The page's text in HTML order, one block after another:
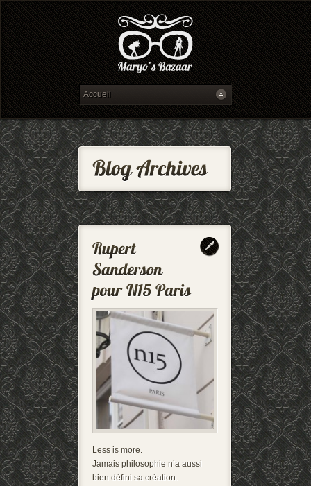
Less is more.
Jamais philosophie n’a aussi
bien défini sa création.